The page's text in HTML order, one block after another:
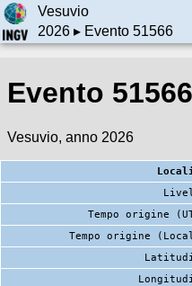
Vesuvio
2026▸ Evento 51566
Evento 51566
Vesuvio, anno 2026
Tempo origine
Tempo origine